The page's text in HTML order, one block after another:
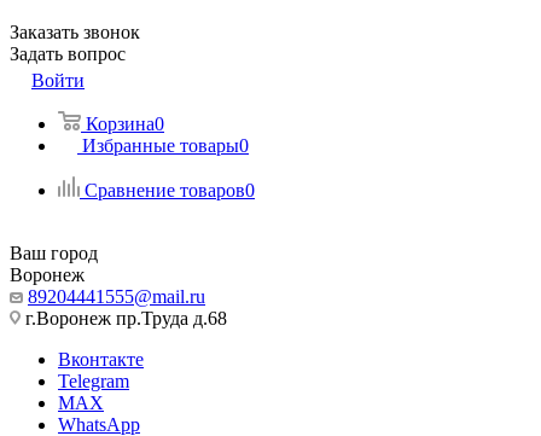
Заказать звонок
Задать вопрос
Войти
Корзина0
Избранные товары0
Сравнение товаров0
Ваш город
Воронеж
89204441555@mail.ru
г.Воронеж пр.Труда д.68
Вконтакте
Telegram
MAX
WhatsApp